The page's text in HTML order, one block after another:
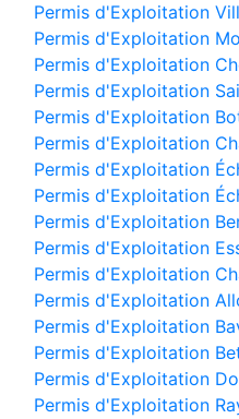
Permis d'Exploitation
Permis d'Exploitation
Permis d'Exploitation
Permis d'Exploitation
Permis d'Exploitation
Permis d'Exploitation
Permis d'Exploitation
Permis d'Exploitation
Permis d'Exploitation
Permis d'Exploitation
Permis d'Exploitation
Permis d'Exploitation
Permis d'Exploitation
Permis d'Exploitation
Permis d'Exploitation
Permis d'Exploitation